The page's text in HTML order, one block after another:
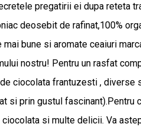
pregatirii ei dupa reteta
deosebit de rafinat,100%
bune si aromate ceaiuri
nostru! Pentru un rasfat
ciocolata frantuzesti ,
si prin gustul
si multe delicii. Va